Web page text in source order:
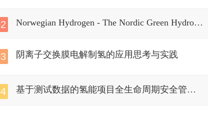
Norwegian Hydrogen - The Nordic Green Hydroge
阴离子交换膜电解制氢的应用思考与实践
基于测试数据的氢能项目全生命周期安全管控